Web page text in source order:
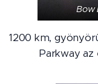
Bow
1200 km,
Parkway az